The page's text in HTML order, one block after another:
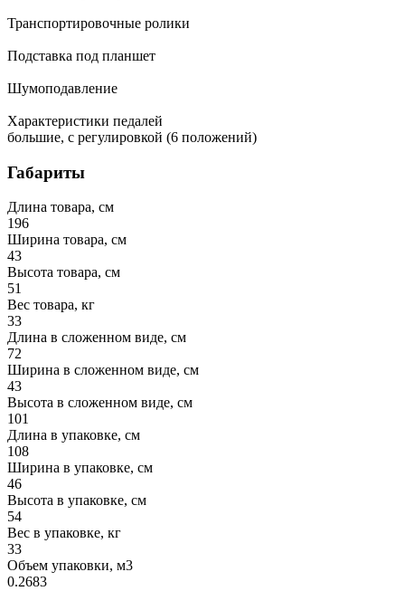
Транспортировочные ролики
Подставка под планшет
Шумоподавление
Характеристики педалей
большие, с регулировкой (6 положений)
Габариты
Длина товара, см
196
Ширина товара, см
43
Высота товара, см
51
Вес товара, кг
33
Длина в сложенном виде, см
72
Ширина в сложенном виде, см
43
Высота в сложенном виде, см
101
Длина в упаковке, см
108
Ширина в упаковке, см
46
Высота в упаковке, см
54
Вес в упаковке, кг
33
Объем упаковки, м3
0.2683